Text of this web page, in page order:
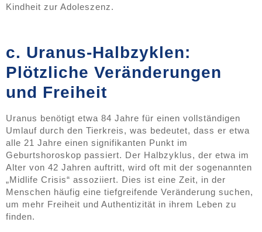
Kindheit zur Adoleszenz.
c. Uranus-Halbzyklen:
Plötzliche Veränderungen
und Freiheit
Uranus benötigt etwa 84 Jahre für einen vollständigen
Umlauf durch den Tierkreis, was bedeutet, dass er etwa
alle 21 Jahre einen signifikanten Punkt im
Geburtshoroskop passiert. Der Halbzyklus, der etwa im
Alter von 42 Jahren auftritt, wird oft mit der sogenannten
„Midlife Crisis“ assoziiert. Dies ist eine Zeit, in der
Menschen häufig eine tiefgreifende Veränderung suchen,
um mehr Freiheit und Authentizität in ihrem Leben zu
finden.